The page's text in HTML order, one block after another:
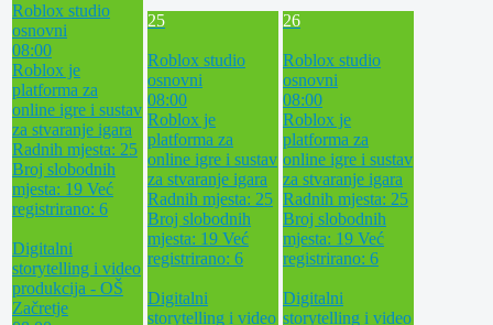
Roblox studio
osnovni
08:00
Roblox je
platforma za
online igre i sustav
za stvaranje igara
Radnih mjesta: 25
Broj slobodnih
mjesta: 19 Već
registrirano: 6
Digitalni
storytelling i video
produkcija - OŠ
Začretje
25
Roblox studio
osnovni
08:00
Roblox je
platforma za
online igre i sustav
za stvaranje igara
Radnih mjesta: 25
Broj slobodnih
mjesta: 19 Već
registrirano: 6
Digitalni
storytelling i video
26
Roblox studio
osnovni
08:00
Roblox je
platforma za
online igre i sustav
za stvaranje igara
Radnih mjesta: 25
Broj slobodnih
mjesta: 19 Već
registrirano: 6
Digitalni
storytelling i video